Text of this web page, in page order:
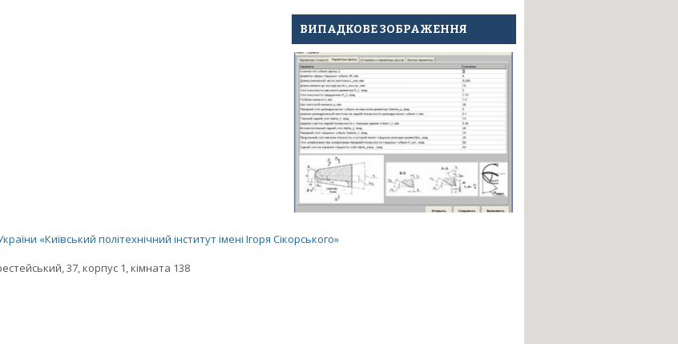
ВИПАДКОВЕ ЗОБРАЖЕННЯ
«Київський політехнічний інститут імені Ігоря Сікорського»
37, корпус 1, кімната 138